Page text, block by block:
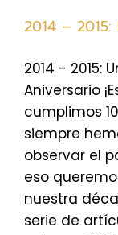
2014 –
2014 - 2015:
Aniversario
cumplimos
siempre
observar el
eso
nuestra
serie de